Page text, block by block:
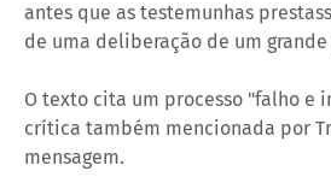
antes que as testemunhas
de uma deliberação de um grande
O texto cita um processo "falho e
crítica também mencionada por
mensagem.